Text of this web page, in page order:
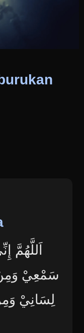
اَللَّهُمَّ
سَمْعِيْ
لِسَانِيْ